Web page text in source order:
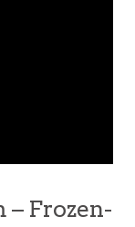
– Frozen-